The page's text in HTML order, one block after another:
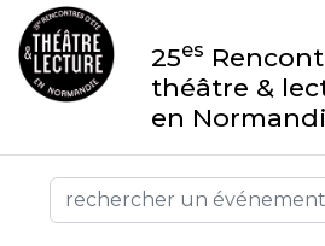
25es
théâtre &
en